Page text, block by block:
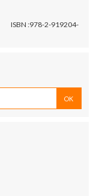
ISBN :978-2-919204-